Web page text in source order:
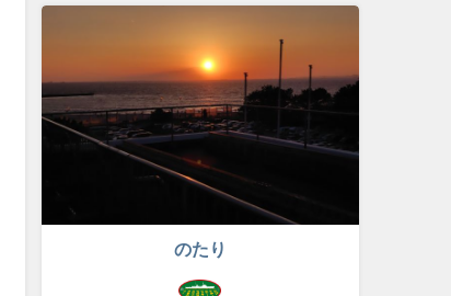
のたり